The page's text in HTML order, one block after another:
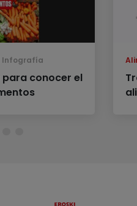
Infografía
conocer el